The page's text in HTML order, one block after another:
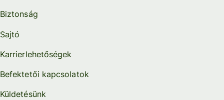
Biztonság
Sajtó
Karrierlehetőségek
Befektetői kapcsolatok
Küldetésünk